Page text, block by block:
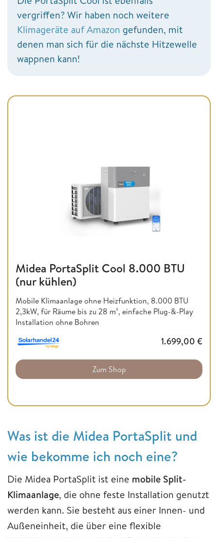
vergriffen? Wir haben noch weitere
Klimageräte auf Amazon gefunden, mit
denen man sich für die nächste Hitzewelle
wappnen kann!
Midea PortaSplit Cool 8.000 BTU
(nur kühlen)
Mobile Klimaanlage ohne Heizfunktion, 8.000 BTU
2,3kW, für Räume bis zu 28 m², einfache Plug-&-Play
Installation ohne Bohren
1.699,00 €
Zum Shop
Was ist die Midea PortaSplit und
wie bekomme ich noch eine?
Die Midea PortaSplit ist eine mobile Split-
Klimaanlage, die ohne feste Installation genutzt
werden kann. Sie besteht aus einer Innen- und
Außeneinheit, die über eine flexible